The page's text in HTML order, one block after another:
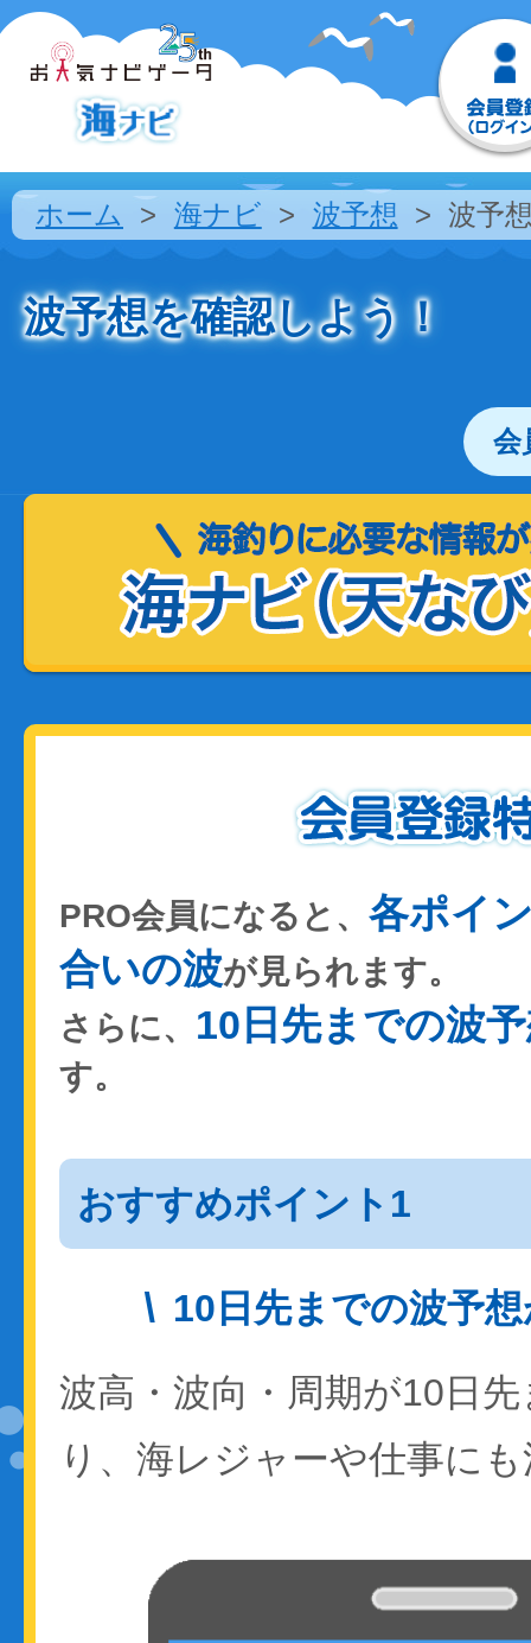
ホーム 海ナビ 波予想 波予
波予想を確認しよう！
会
PRO会員になると、 各ポイ
合いの波が見られます。
さらに、 10日先までの波
す。
おすすめポイント1
10日先までの波予
波高・波向・周期が10日
り、海レジャーや仕事に